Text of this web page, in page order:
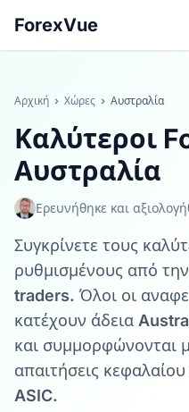
ForexVue
Αρχική › Χώρες › Αυστραλία
Καλύτεροι
Αυστραλία
Ερευνήθηκε και
Συγκρίνετε τους
ρυθμισμένους από
traders. Όλοι οι
κατέχουν άδεια
και συμμορφώνονται
απαιτήσεις
ASIC.